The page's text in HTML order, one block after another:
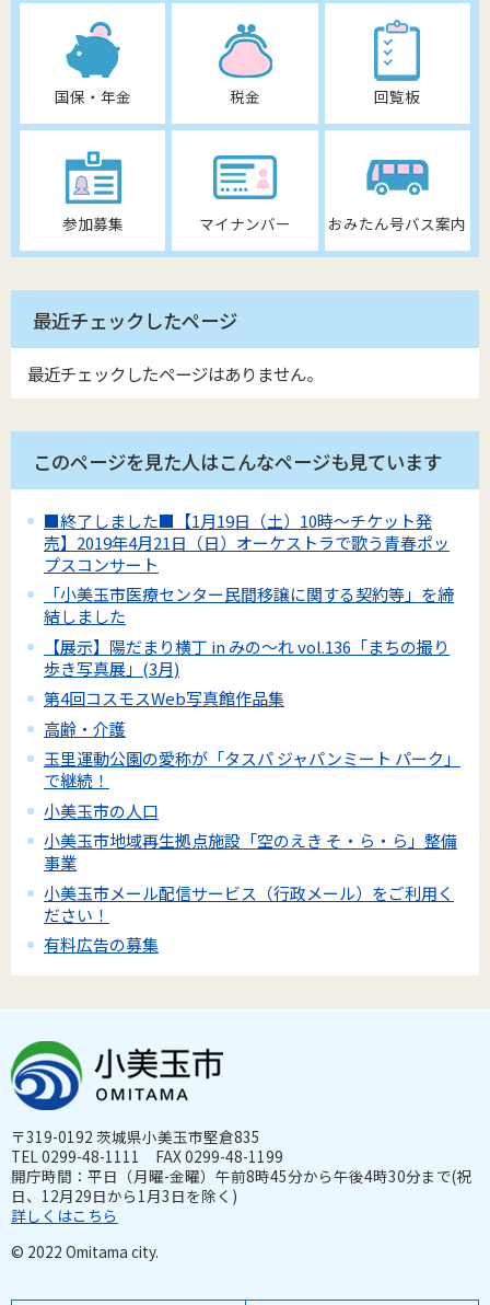
国保・年金 税金 回覧板
参加募集 マイナンバー おみたん号バス案内
最近チェックしたページ
最近チェックしたページはありません。
このページを見た人はこんなページも見ています
■終了しました■【1月19日（土）10時～チケット発
売】2019年4月21日（日）オーケストラで歌う青春ポッ
プスコンサート
「小美玉市医療センター民間移譲に関する契約等」を締
結しました
【展示】陽だまり横丁 in みの～れ vol.136「まちの撮り
歩き写真展」(3月)
第4回コスモスWeb写真館作品集
高齢・介護
玉里運動公園の愛称が「タスパ ジャパンミート パーク」
で継続！
小美玉市の人口
小美玉市地域再生拠点施設「空のえき そ・ら・ら」整備
事業
小美玉市メール配信サービス（行政メール）をご利用く
ださい！
有料広告の募集
〒319-0192 茨城県小美玉市堅倉835
TEL 0299-48-1111 FAX 0299-48-1199
開庁時間：平日（月曜-金曜）午前8時45分から午後4時30分まで(祝
日、12月29日から1月3日を除く)
詳しくはこちら
© 2022 Omitama city.